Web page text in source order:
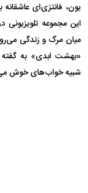
یون، فانتزی‌ای
این مجموعه
میان مرگ و زندگی
«بهشت ابدی» به
شبیه خواب‌های خوش